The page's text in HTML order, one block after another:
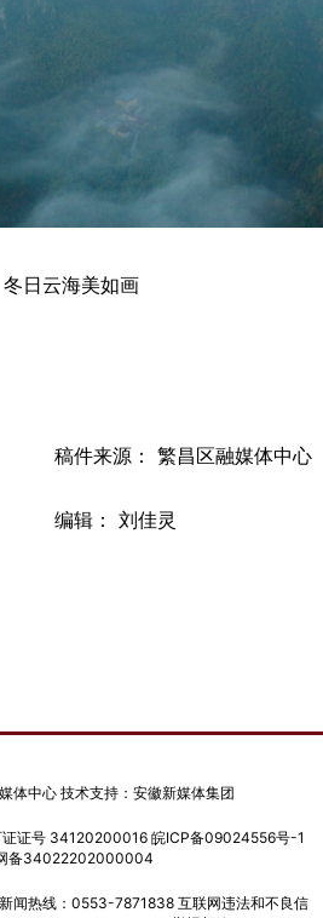
云海美如画
稿件来源： 繁昌区融媒体中心
编辑： 刘佳灵
体中心 技术支持：安徽新媒体集团
证证号 34120200016 皖ICP备09024556号-1
备34022202000004
闻热线：0553-7871838 互联网违法和不良信